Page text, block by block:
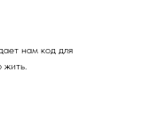
нам код для
жить.